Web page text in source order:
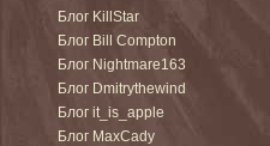
Блог KillStar
Блог Bill Compton
Блог Nightmare163
Блог Dmitrythewind
Блог it_is_apple
Блог MaxCady